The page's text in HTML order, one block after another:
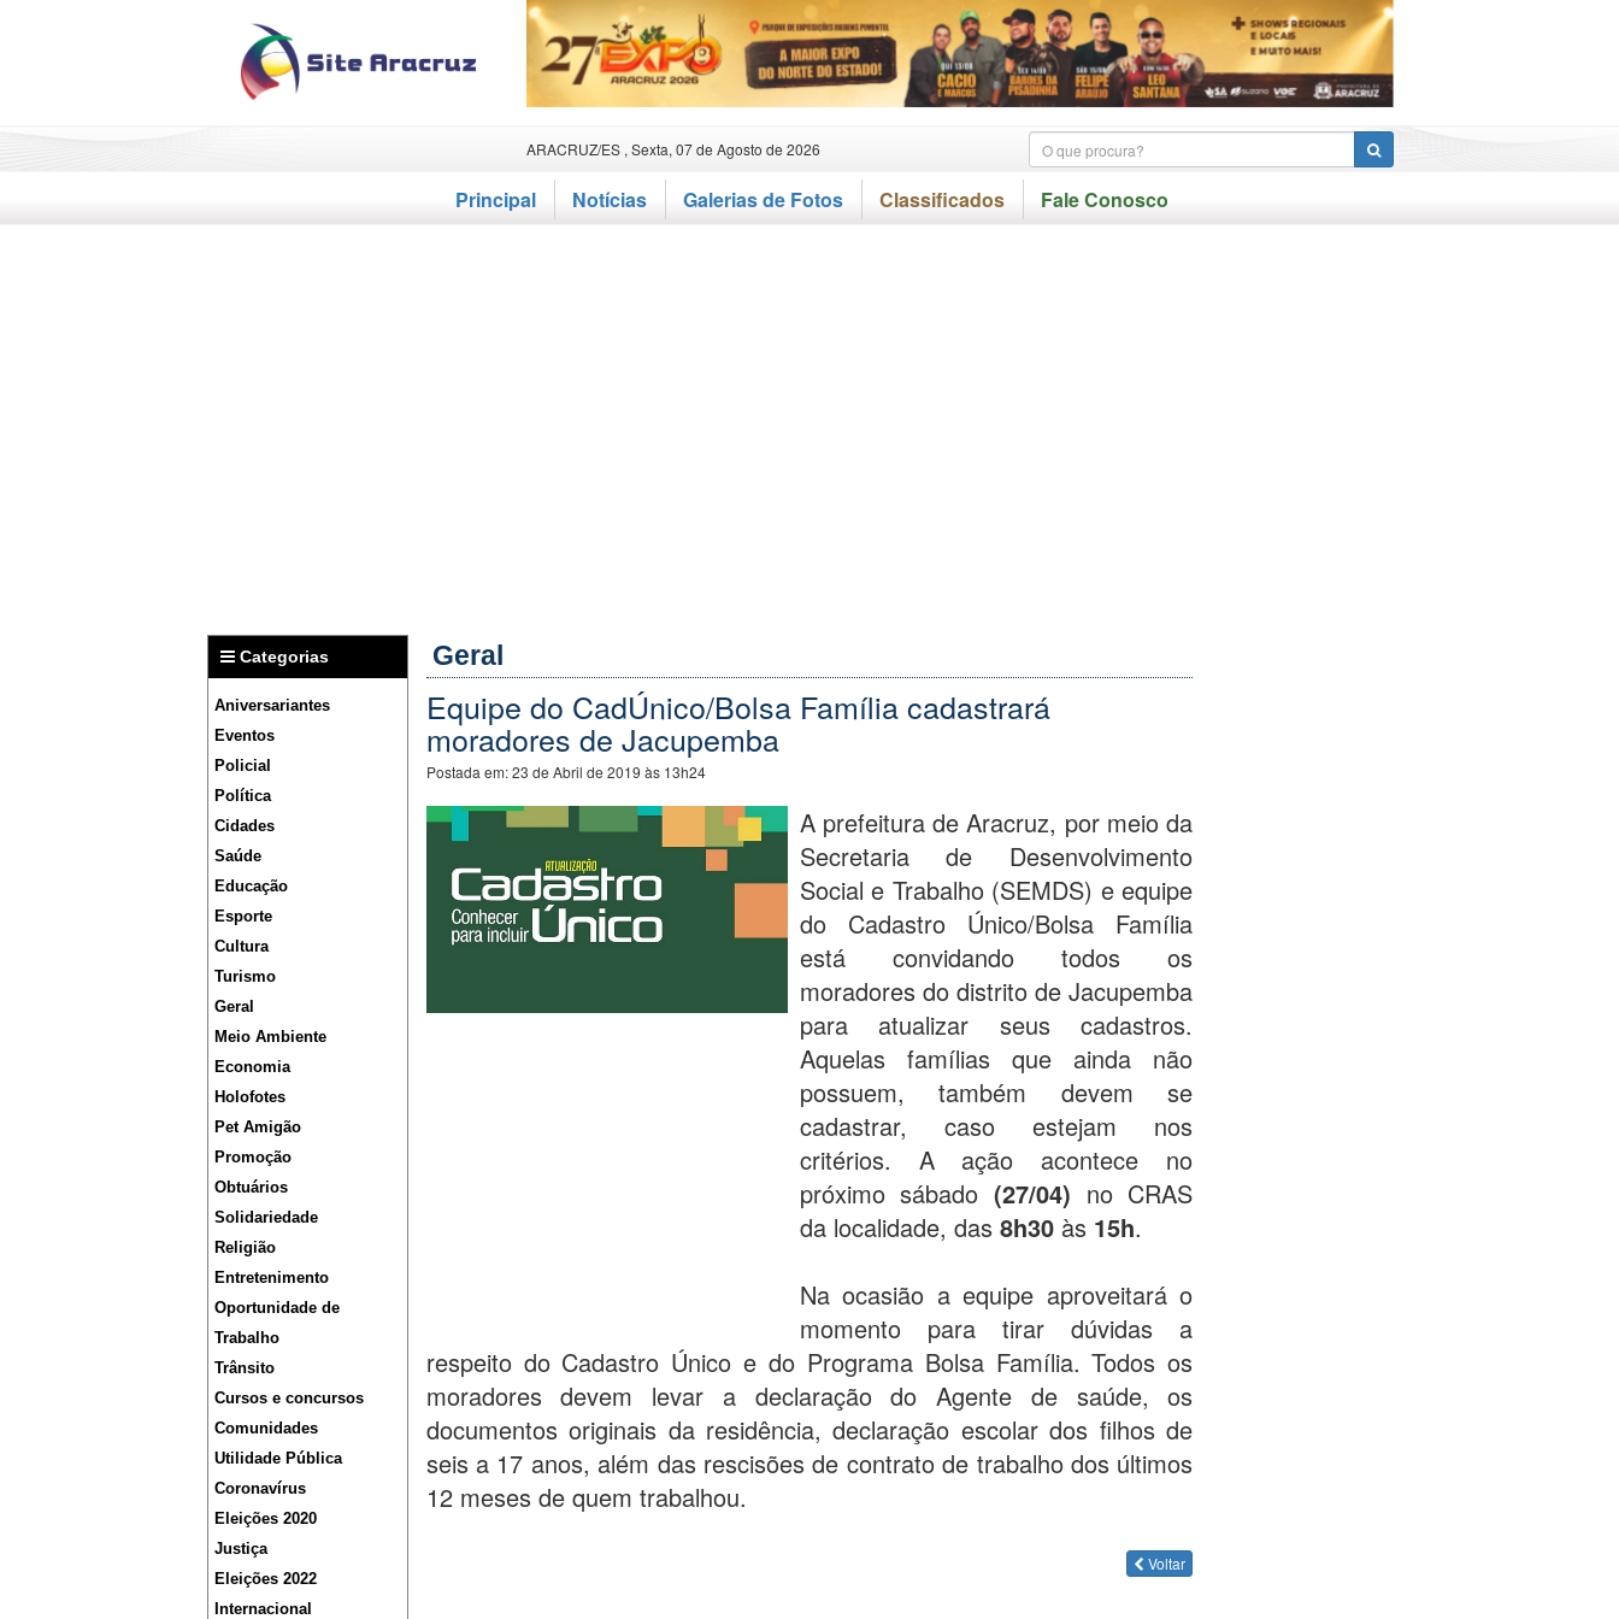
ARACRUZ/ES , Sexta, 07 de Agosto de 2026
Principal Notícias Galerias de Fotos Classificados Fale Conosco
Categorias
Aniversariantes
Eventos
Policial
Política
Cidades
Saúde
Educação
Esporte
Cultura
Turismo
Geral
Meio Ambiente
Economia
Holofotes
Pet Amigão
Promoção
Obtuários
Solidariedade
Religião
Entretenimento
Oportunidade de
Trabalho
Trânsito
Cursos e concursos
Comunidades
Utilidade Pública
Coronavírus
Eleições 2020
Justiça
Eleições 2022
Internacional
Geral
Equipe do CadÚnico/Bolsa Família cadastrará
moradores de Jacupemba
Postada em:23 de Abril de 2019 às 13h24
A prefeitura de Aracruz, por meio da
Secretaria de Desenvolvimento
Social e Trabalho (SEMDS) e equipe
do Cadastro Único/Bolsa Família
está convidando todos os
moradores do distrito de Jacupemba
para atualizar seus cadastros.
Aquelas famílias que ainda não
possuem, também devem se
cadastrar, caso estejam nos
critérios. A ação acontece no
próximo sábado (27/04) no CRAS
da localidade, das 8h30às 15h.
Na ocasião a equipe aproveitará o
momento para tirar dúvidas a
respeito do Cadastro Único e do Programa Bolsa Família. Todos os
moradores devem levar a declaração do Agente de saúde, os
documentos originais da residência, declaração escolar dos filhos de
seis a 17 anos, além das rescisões de contrato de trabalho dos últimos
12 meses de quem trabalhou.
Voltar